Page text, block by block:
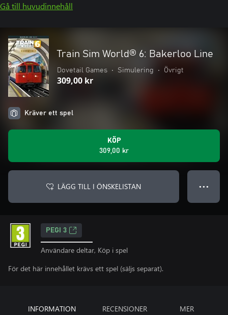
Gå till huvudinnehåll
Train Sim World® 6: Bakerloo Line
Dovetail Games • Simulering • Övrigt
309,00 kr
Kräver ett spel
KÖP
309,00 kr
LÄGG TILL I ÖNSKELISTAN ● ● ●
PEGI 3
Användare deltar, Köp i spel
För det här innehållet krävs ett spel (säljs separat).
INFORMATION RECENSIONER MER